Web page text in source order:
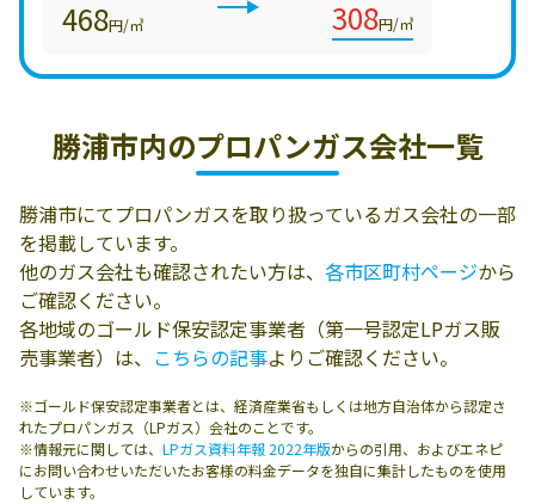
468円/㎥ 308円/㎥
勝浦市内のプロパンガス会社一覧
勝浦市にてプロパンガスを取り扱っているガス会社の一部
を掲載しています。
他のガス会社も確認されたい方は、 各市区町村ページから
ご確認ください。
各地域のゴールド保安認定事業者（第一号認定LPガス販
売事業者）は、 こちらの記事よりご確認ください。
※ゴールド保安認定事業者とは、経済産業省もしくは地方自治体から認定さ
れたプロパンガス（LPガス）会社のことです。
※情報元に関しては、 LPガス資料年報 2022年版からの引用、およびエネピ
にお問い合わせいただいたお客様の料金データを独自に集計したものを使用
しています。